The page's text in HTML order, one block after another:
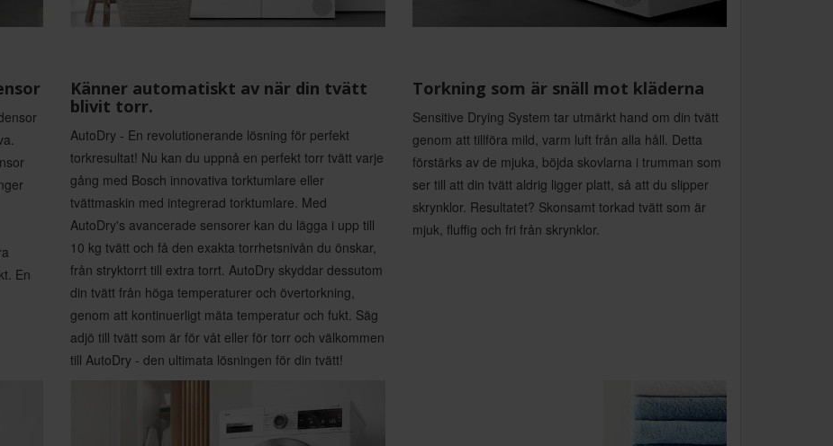
En
Känner automatiskt av när din tvätt
blivit torr.
AutoDry - En revolutionerande lösning för perfekt
torkresultat! Nu kan du uppnå en perfekt torr tvätt varje
gång med Bosch innovativa torktumlare eller
tvättmaskin med integrerad torktumlare. Med
AutoDry's avancerade sensorer kan du lägga i upp till
10 kg tvätt och få den exakta torrhetsnivån du önskar,
från stryktorrt till extra torrt. AutoDry skyddar dessutom
din tvätt från höga temperaturer och övertorkning,
genom att kontinuerligt mäta temperatur och fukt. Säg
adjö till tvätt som är för våt eller för torr och välkommen
till AutoDry - den ultimata lösningen för din tvätt!
Torkning som är snäll mot kläderna
Sensitive Drying System tar utmärkt hand om din tvätt
genom att tillföra mild, varm luft från alla håll. Detta
förstärks av de mjuka, böjda skovlarna i trumman som
ser till att din tvätt aldrig ligger platt, så att du slipper
skrynklor. Resultatet? Skonsamt torkad tvätt som är
mjuk, fluffig och fri från skrynklor.